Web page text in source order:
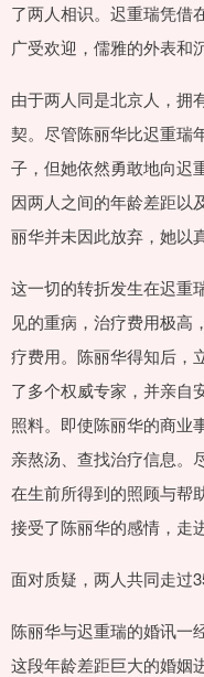
了两人相识。迟重瑞凭借
广受欢迎，儒雅的外表和
由于两人同是北京人，拥
契。尽管陈丽华比迟重瑞
子，但她依然勇敢地向迟
因两人之间的年龄差距以
丽华并未因此放弃，她以
这一切的转折发生在迟重
见的重病，治疗费用极高
疗费用。陈丽华得知后，
了多个权威专家，并亲自
照料。即使陈丽华的商业
亲熬汤、查找治疗信息。
在生前所得到的照顾与帮
接受了陈丽华的感情，走
面对质疑，两人共同走过
陈丽华与迟重瑞的婚讯一
这段年龄差距巨大的婚姻